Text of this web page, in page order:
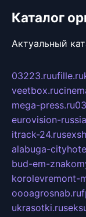
Каталог
Актуальный
03223.ruufille.ru
veetbox.ru
mega-press.ru
eurovision-
itrack-24.ru
alabuga-
bud-em-
korolevremont-
oooagrosnab.ru
ukrasotki.ru